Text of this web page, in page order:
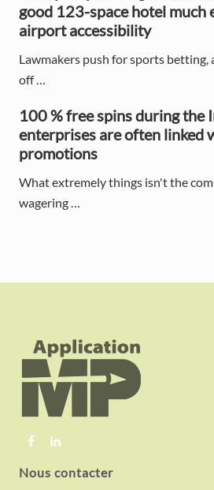
good 123-space hotel much
airport accessibility
Lawmakers push for sports
off …
100 % free spins during the
enterprises are often linked
promotions
What extremely things isn't the
wagering …
Nous contacter